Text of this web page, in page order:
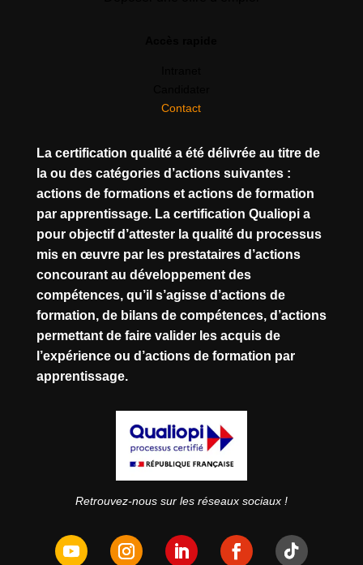
Contact
La certification qualité a été délivrée au titre de
la ou des catégories d’actions suivantes :
actions de formations et actions de formation
par apprentissage. La certification Qualiopi a
pour objectif d’attester la qualité du processus
mis en œuvre par les prestataires d’actions
concourant au développement des
compétences, qu’il s’agisse d’actions de
formation, de bilans de compétences, d’actions
permettant de faire valider les acquis de
l’expérience ou d’actions de formation par
apprentissage.
Retrouvez-nous sur les réseaux sociaux !